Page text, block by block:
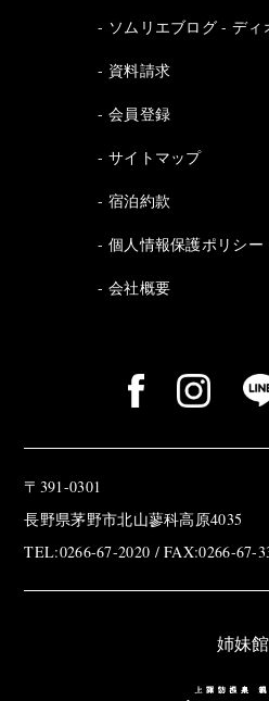
ソムリエブログ - ディ
資料請求
会員登録
サイトマップ
宿泊約款
個人情報保護ポリシー
会社概要
〒391-0301
長野県茅野市北山蓼科高原4035
TEL:0266-67-2020 / FAX:0266-67-
姉妹館